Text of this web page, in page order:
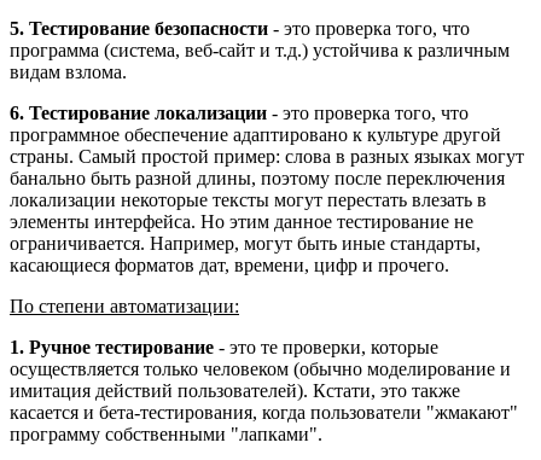
5. Тестирование безопасности - это проверка того, что
программа (система, веб-сайт и т.д.) устойчива к различным
видам взлома.
6. Тестирование локализации - это проверка того, что
программное обеспечение адаптировано к культуре другой
страны. Самый простой пример: слова в разных языках могут
банально быть разной длины, поэтому после переключения
локализации некоторые тексты могут перестать влезать в
элементы интерфейса. Но этим данное тестирование не
ограничивается. Например, могут быть иные стандарты,
касающиеся форматов дат, времени, цифр и прочего.
По степени автоматизации:
1. Ручное тестирование - это те проверки, которые
осуществляется только человеком (обычно моделирование и
имитация действий пользователей). Кстати, это также
касается и бета-тестирования, когда пользователи "жмакают"
программу собственными "лапками".